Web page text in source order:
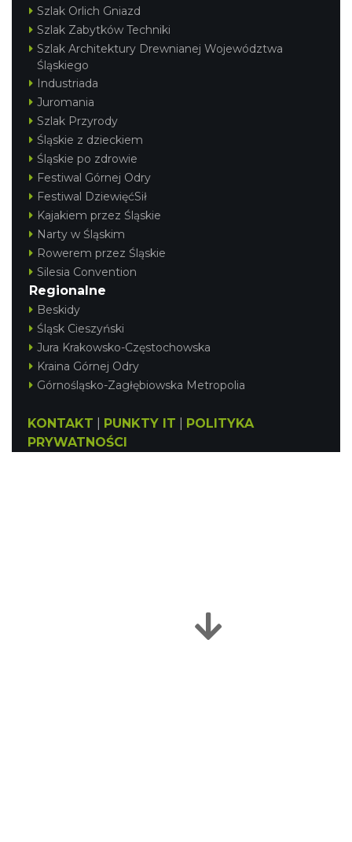
Szlak Orlich Gniazd
Szlak Zabytków Techniki
Szlak Architektury Drewnianej Województwa
Śląskiego
Industriada
Juromania
Szlak Przyrody
Śląskie z dzieckiem
Śląskie po zdrowie
Festiwal Górnej Odry
Festiwal DziewięćSił
Kajakiem przez Śląskie
Narty w Śląskim
Rowerem przez Śląskie
Silesia Convention
Regionalne
Beskidy
Śląsk Cieszyński
Jura Krakowsko-Częstochowska
Kraina Górnej Odry
Górnośląsko-Zagłębiowska Metropolia
KONTAKT PUNKTY IT
POLITYKA
PRYWATNOŚCI